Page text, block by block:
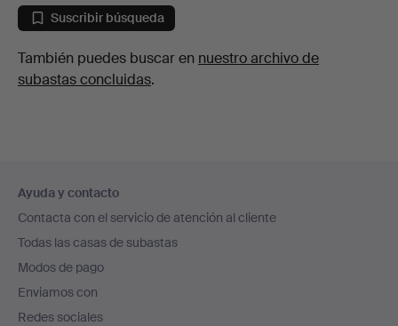
Suscribir búsqueda
También puedes buscar en nuestro archivo de
subastas concluidas.
en
el
pie
de
página
Ayuda y contacto
Contacta con el servicio de atención al cliente
Todas las casas de subastas
Modos de pago
Enviamos con
Redes sociales